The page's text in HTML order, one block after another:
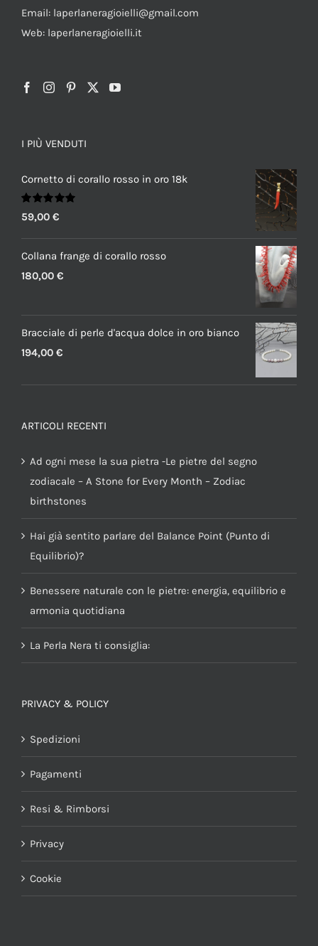
Email: laperlaneragioielli@gmail.com
Web: laperlaneragioielli.it
I PIÙ VENDUTI
Cornetto di corallo rosso in oro 18k
Valutato
5.00 su 5
59,00 €
Collana frange di corallo rosso
180,00 €
Bracciale di perle d'acqua dolce in oro bianco
194,00 €
ARTICOLI RECENTI
Ad ogni mese la sua pietra -Le pietre del segno
zodiacale – A Stone for Every Month – Zodiac
birthstones
Hai già sentito parlare del Balance Point (Punto di
Equilibrio)?
Benessere naturale con le pietre: energia, equilibrio e
armonia quotidiana
La Perla Nera ti consiglia:
PRIVACY & POLICY
Spedizioni
Pagamenti
Resi & Rimborsi
Privacy
Cookie